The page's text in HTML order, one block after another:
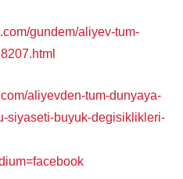
gundem/aliyev-tum-
aliyevden-tum-dunyaya-
siyaseti-buyuk-degisiklikleri-